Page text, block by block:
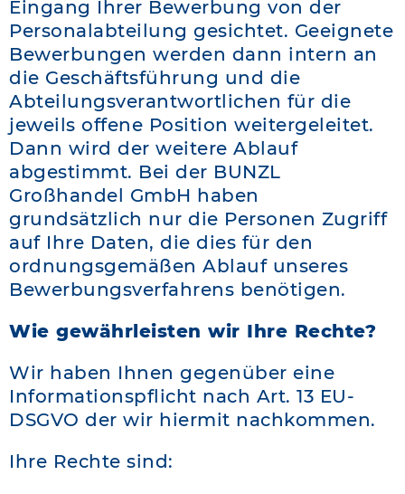
Eingang Ihrer Bewerbung von der
Personalabteilung gesichtet. Geeignete
Bewerbungen werden dann intern an
die Geschäftsführung und die
Abteilungsverantwortlichen für die
jeweils offene Position weitergeleitet.
Dann wird der weitere Ablauf
abgestimmt. Bei der BUNZL
Großhandel GmbH haben
grundsätzlich nur die Personen Zugriff
auf Ihre Daten, die dies für den
ordnungsgemäßen Ablauf unseres
Bewerbungsverfahrens benötigen.
Wie gewährleisten wir Ihre Rechte?
Wir haben Ihnen gegenüber eine
Informationspflicht nach Art. 13 EU-
DSGVO der wir hiermit nachkommen.
Ihre Rechte sind: